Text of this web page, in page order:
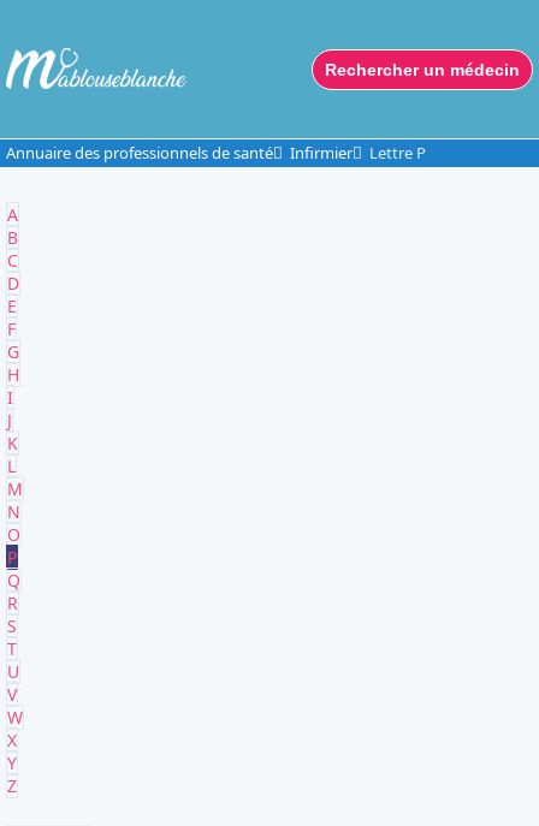
Rechercher un médecin
Annuaire des professionnels de santé Infirmier Lettre P
A
B
C
D
E
F
G
H
I
J
K
L
M
N
O
P
Q
R
S
T
U
V
W
X
Y
Z